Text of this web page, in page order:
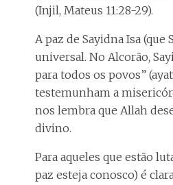
(Injil, Mateus 11:28-29).
A paz de Sayidna Isa
universal. No Alcorão,
para todos os povos”
testemunham a
nos lembra que Allah
divino.
Para aqueles que estão
paz esteja conosco) é